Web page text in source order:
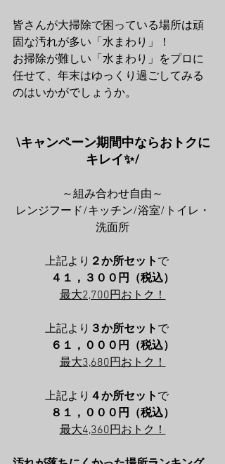
皆さんが大掃除で困っている場所は頑
固な汚れが多い「水まわり」！
お掃除が難しい「水まわり」をプロに
任せて、年末はゆっくり過ごしてみる
のはいかがでしょうか。
\キャンペーン期間中ならおトクに
キレイ✨/
～組み合わせ自由～
レンジフード/キッチン/浴室/トイレ・
洗面所
上記より ２か所セット で
４１，３００円（税込）
最大2,700円おトク！
上記より ３か所セット で
６１，０００円（税込）
最大3,680円おトク！
上記より ４か所セット で
８１，０００円（税込）
最大4,360円おトク！